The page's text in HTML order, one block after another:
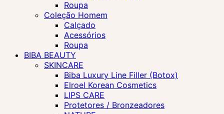
Roupa
Coleção Homem
Calçado
Acessórios
Roupa
BIBA BEAUTY
SKINCARE
Biba Luxury Line Filler (Botox)
Elroel Korean Cosmetics
LIPS CARE
Protetores / Bronzeadores